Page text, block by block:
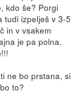
kdo še? Porgi
tudi izpelješ v 3-5
in v vsakem
je pa polna.
ne bo prstana, si
to?